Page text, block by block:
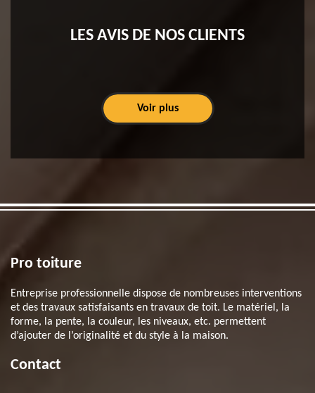
LES AVIS DE NOS CLIENTS
Voir plus
Pro toiture
Entreprise professionnelle dispose de nombreuses interventions
et des travaux satisfaisants en travaux de toit. Le matériel, la
forme, la pente, la couleur, les niveaux, etc. permettent
d’ajouter de l’originalité et du style à la maison.
Contact